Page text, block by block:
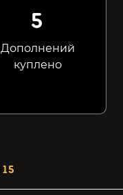
5
Дополнений
куплено
15